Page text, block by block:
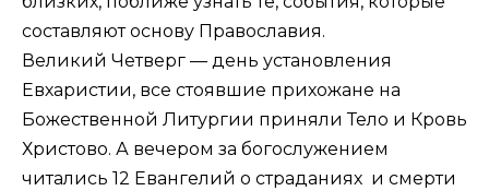
составляют основу Православия.
Великий Четверг — день установления
Евхаристии, все стоявшие прихожане на
Божественной Литургии приняли Тело и Кровь
Христово. А вечером за богослужением
читались 12 Евангелий о страданиях и смерти